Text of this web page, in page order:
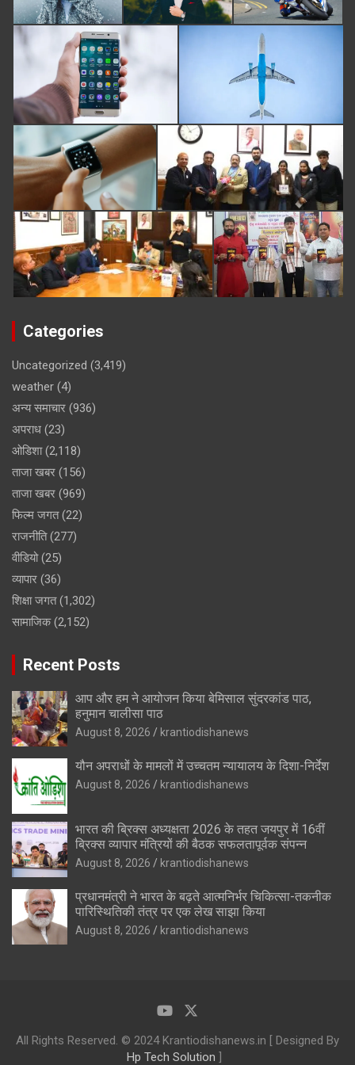
Categories
Uncategorized (3,419)
weather (4)
अन्य समाचार (936)
अपराध (23)
ओडिशा(2,118)
ताजा खबर (156)
ताजा खबर (969)
फिल्म जगत(22)
राजनीति(277)
वीडियो(25)
व्यापार (36)
शिक्षा जगत(1,302)
सामाजिक(2,152)
Recent Posts
आप और हम ने आयोजन किया बेमिसाल सुंदरकांड पाठ,
हनुमान चालीसा पाठ
August 8, 2026 krantiodishanews
यौन अपराधों के मामलों में उच्चतम न्यायालय के दिशा-निर्देश
August 8, 2026 krantiodishanews
भारत की ब्रिक्‍स अध्यक्षता 2026 के तहत जयपुर में 16वीं
ब्रिक्‍स व्यापार मंत्रियों की बैठक सफलतापूर्वक संपन्न
August 8, 2026 krantiodishanews
प्रधानमंत्री ने भारत के बढ़ते आत्मनिर्भर चिकित्सा-तकनीक
पारिस्थितिकी तंत्र पर एक लेख साझा किया
August 8, 2026 krantiodishanews
All Rights Reserved. © 2024 Krantiodishanews.in [ Designed By
Hp Tech Solution ]